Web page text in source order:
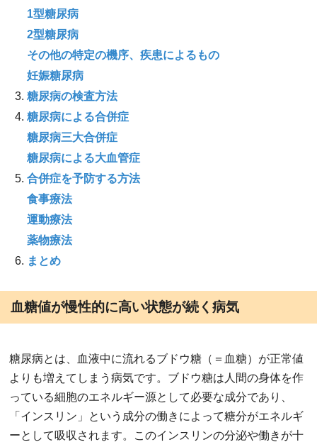
1型糖尿病
2型糖尿病
その他の特定の機序、疾患によるもの
妊娠糖尿病
糖尿病の検査方法
糖尿病による合併症
糖尿病三大合併症
糖尿病による大血管症
合併症を予防する方法
食事療法
運動療法
薬物療法
まとめ
血糖値が慢性的に高い状態が続く病気
糖尿病とは、血液中に流れるブドウ糖（＝血糖）が正常値
よりも増えてしまう病気です。ブドウ糖は人間の身体を作
っている細胞のエネルギー源として必要な成分であり、
「インスリン」という成分の働きによって糖分がエネルギ
ーとして吸収されます。このインスリンの分泌や働きが十